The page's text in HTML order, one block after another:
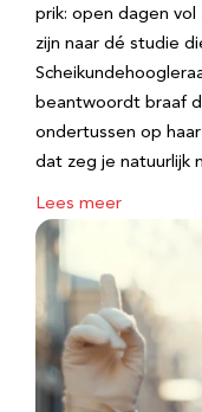
prik: open dagen
zijn naar dé studie
beantwoordt braaf
ondertussen op
dat zeg je natuurlijk
Lees meer